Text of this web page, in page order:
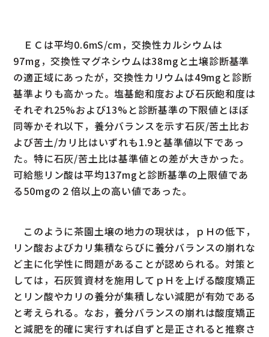
ＥＣは平均0.6mS/cm，交換性カルシウムは
97mg，交換性マグネシウムは38mgと土壌診断基準
の適正域にあったが，交換性カリウムは49mgと診断
基準よりも高かった。塩基飽和度および石灰飽和度は
それぞれ25%および13%と診断基準の下限値とほぼ
同等かそれ以下，養分バランスを示す石灰/苦土比お
よび苦土/カリ比はいずれも1.9と基準値以下であっ
た。特に石灰/苦土比は基準値との差が大きかった。
可給態リン酸は平均137mgと診断基準の上限値であ
る50mgの２倍以上の高い値であった。
このように茶園土壌の地力の現状は，ｐＨの低下，
リン酸およびカリ集積ならびに養分バランスの崩れな
ど主に化学性に問題があることが認められる。対策と
しては，石灰質資材を施用してｐＨを上げる酸度矯正
とリン酸やカリの養分が集積しない減肥が有効である
と考えられる。なお，養分バランスの崩れは酸度矯正
と減肥を的確に実行すれば自ずと是正されると推察さ